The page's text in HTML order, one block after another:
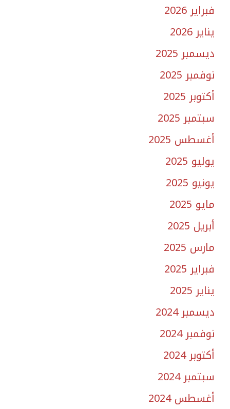
فبراير 2026
يناير 2026
ديسمبر 2025
نوفمبر 2025
أكتوبر 2025
سبتمبر 2025
أغسطس 2025
يوليو 2025
يونيو 2025
مايو 2025
أبريل 2025
مارس 2025
فبراير 2025
يناير 2025
ديسمبر 2024
نوفمبر 2024
أكتوبر 2024
سبتمبر 2024
أغسطس 2024